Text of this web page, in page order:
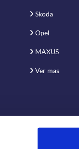
Skoda
Opel
MAXUS
Ver mas